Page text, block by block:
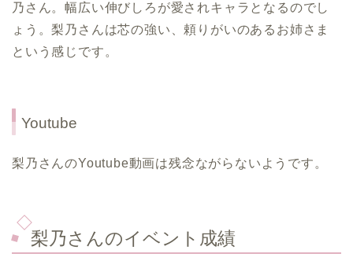
乃さん。幅広い伸びしろが愛されキャラとなるのでし
ょう。梨乃さんは芯の強い、頼りがいのあるお姉さま
という感じです。
Youtube
梨乃さんのYoutube動画は残念ながらないようです。
梨乃さんのイベント成績